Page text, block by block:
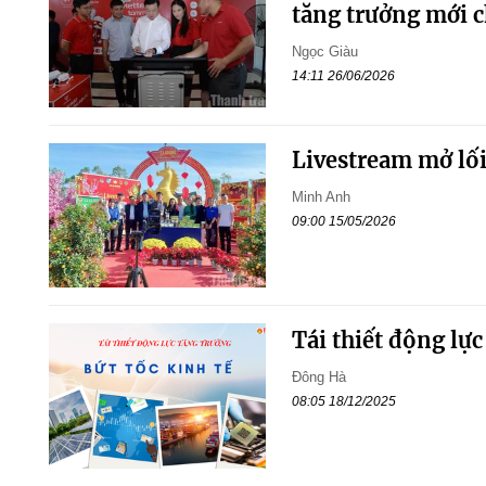
tăng trưởng mới
Ngọc Giàu
14:11 26/06/2026
Livestream mở
Minh Anh
09:00 15/05/2026
Tái thiết động
Đông Hà
08:05 18/12/2025